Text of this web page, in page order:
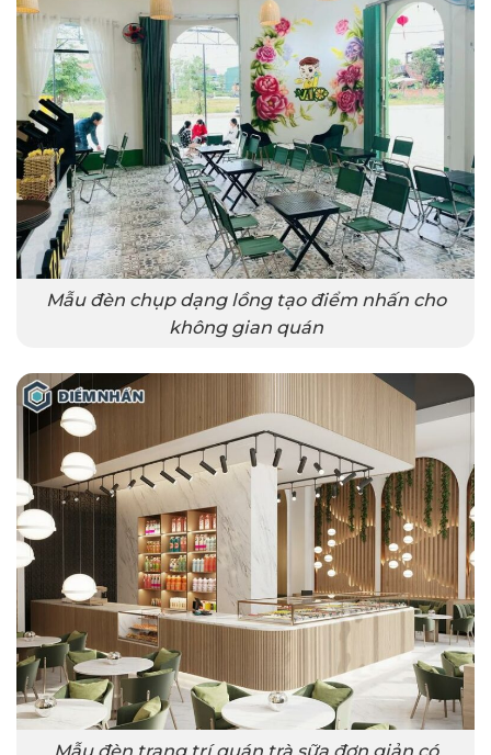
Mẫu đèn chụp dạng lồng tạo điểm nhấn cho
không gian quán
Mẫu đèn trang trí quán trà sữa đơn giản có